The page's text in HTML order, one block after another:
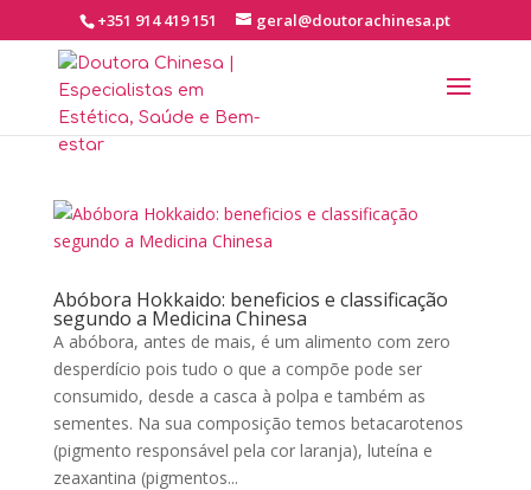
+351 914 419 151 geral@doutorachinesa.pt
Abóbora Hokkaido: beneficios e classificação
segundo a Medicina Chinesa
A abóbora, antes de mais, é um alimento com zero
desperdício pois tudo o que a compõe pode ser
consumido, desde a casca à polpa e também as
sementes. Na sua composição temos betacarotenos
(pigmento responsável pela cor laranja), luteína e
zeaxantina (pigmentos...